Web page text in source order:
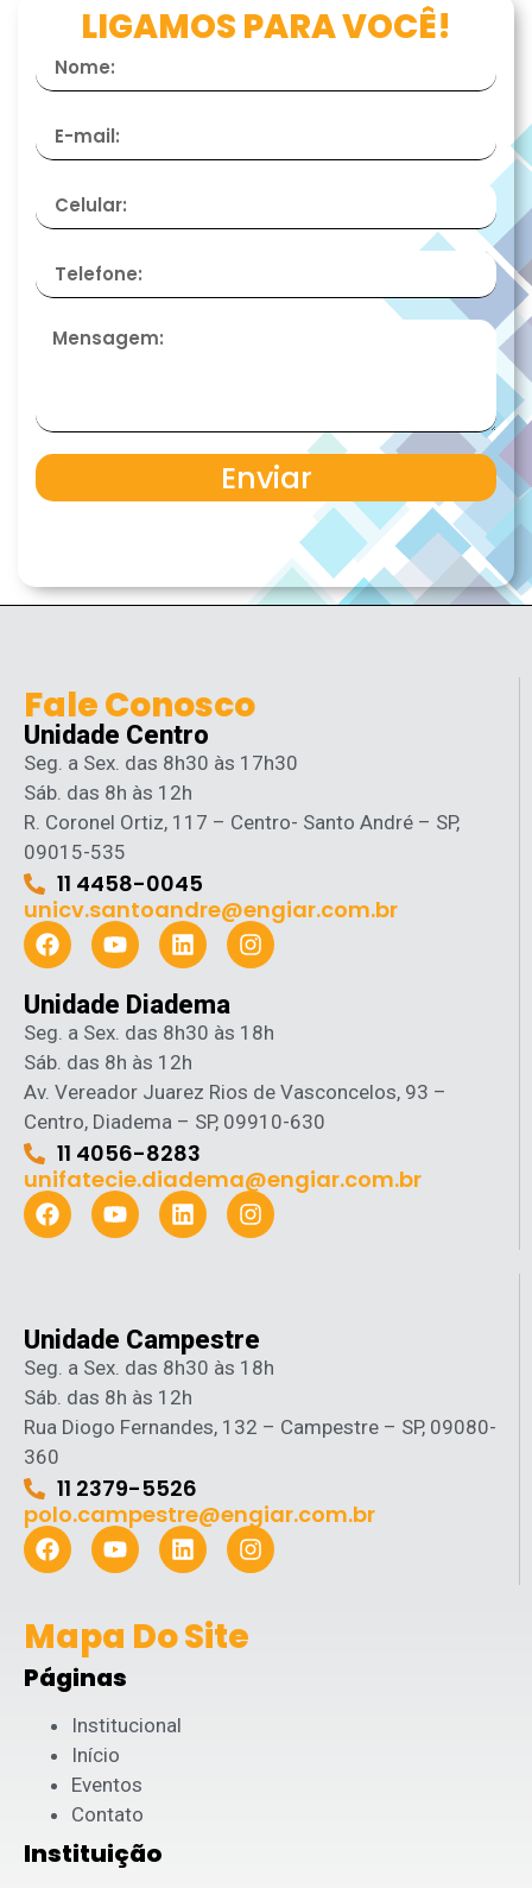
LIGAMOS PARA VOCÊ!
Enviar
Fale Conosco
Unidade Centro
Seg. a Sex. das 8h30 às 17h30
Sáb. das 8h às 12h
R. Coronel Ortiz, 117 – Centro- Santo André – SP,
09015-535
11 4458-0045
unicv.santoandre@engiar.com.br
Unidade Diadema
Seg. a Sex. das 8h30 às 18h
Sáb. das 8h às 12h
Av. Vereador Juarez Rios de Vasconcelos, 93 –
Centro, Diadema – SP, 09910-630
11 4056-8283
unifatecie.diadema@engiar.com.br
Unidade Campestre
Seg. a Sex. das 8h30 às 18h
Sáb. das 8h às 12h
Rua Diogo Fernandes, 132 – Campestre – SP, 09080-
360
11 2379-5526
polo.campestre@engiar.com.br
Mapa Do Site
Páginas
Institucional
Início
Eventos
Contato
Instituição